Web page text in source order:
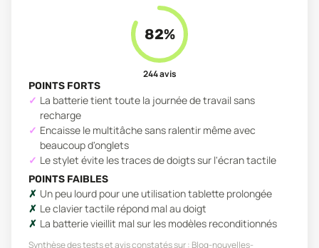
82%
244avis
POINTS FORTS
La batterie tient toute la journée de travail sans
recharge
Encaisse le multitâche sans ralentir même avec
beaucoup d'onglets
Le stylet évite les traces de doigts sur l'écran tactile
POINTS FAIBLES
Un peu lourd pour une utilisation tablette prolongée
Le clavier tactile répond mal au doigt
La batterie vieillit mal sur les modèles reconditionnés
Synthèse des tests et avis constatés sur : Blog-nouvelles-